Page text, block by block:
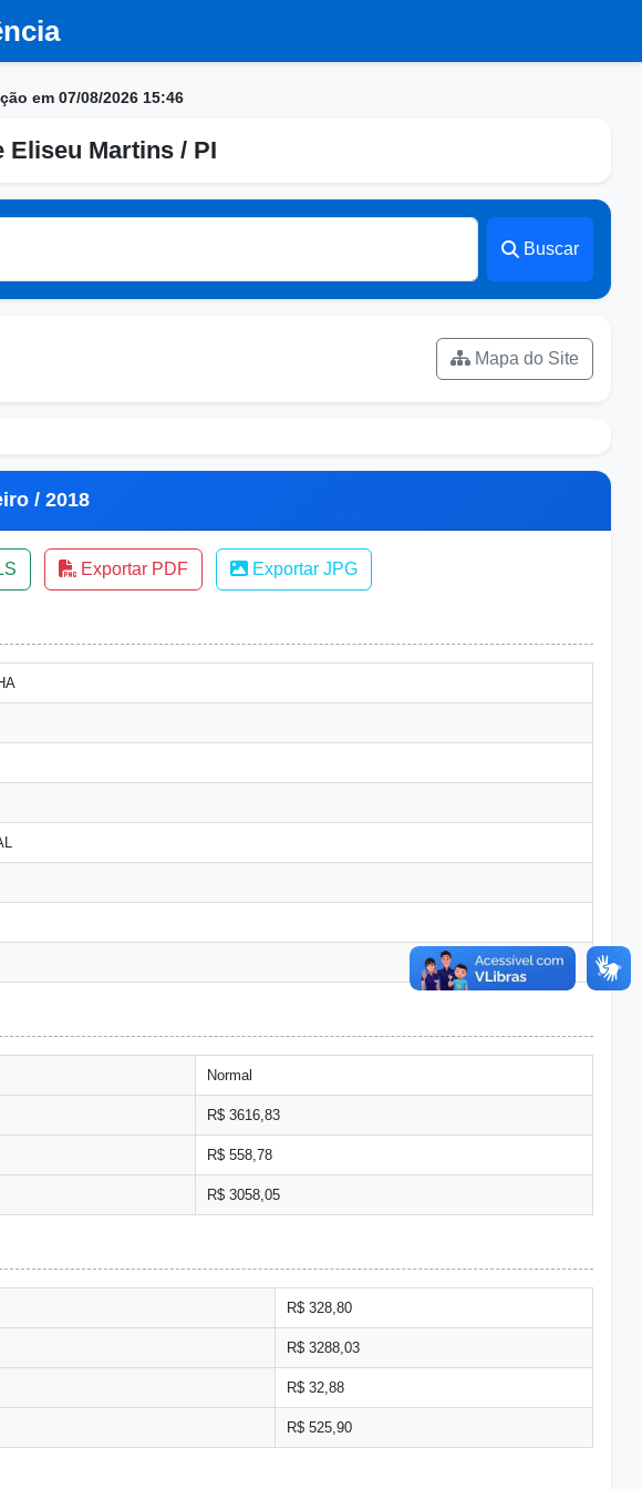
em 07/08/2026 15:46
Eliseu Martins / PI
Buscar
Mapa do Site
/ 2018
Exportar PDF Exportar JPG
Normal
R$ 3616,83
R$ 558,78
R$ 3058,05
R$ 328,80
R$ 3288,03
R$ 32,88
R$ 525,90